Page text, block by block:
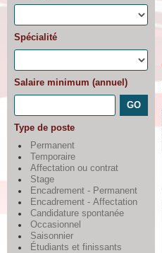
Spécialité
Salaire minimum (annuel)
Type de poste
Permanent
Temporaire
Affectation ou contrat
Stage
Encadrement - Permanent
Encadrement - Affectation
Candidature spontanée
Occasionnel
Saisonnier
Étudiants et finissants